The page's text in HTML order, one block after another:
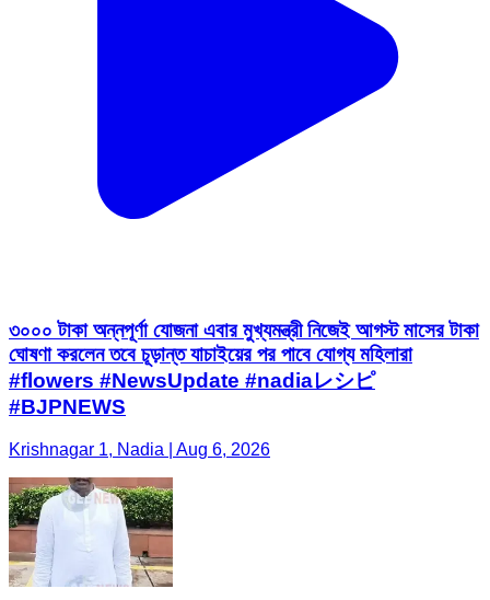
৩০০০ টাকা অন্নপূর্ণা যোজনা এবার মুখ্যমন্ত্রী নিজেই আগস্ট মাসের টাকা
ঘোষণা করলেন তবে চূড়ান্ত যাচাইয়ের পর পাবে যোগ্য মহিলারা
#flowers #NewsUpdate #nadiaレシピ
#BJPNEWS
Krishnagar 1, Nadia | Aug 6, 2026